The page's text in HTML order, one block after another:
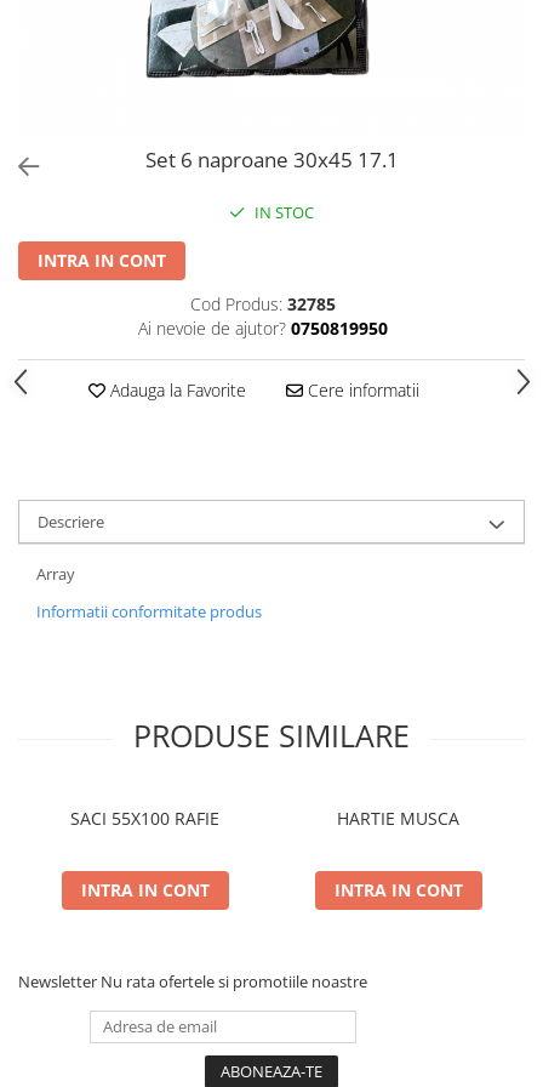
PERII SI RACLETE
MUSAMA, LINOLEUM
ORGANIZARE SI DEPOZITARE
Set 6 naproane 30x45 17.1
IN STOC
INTRA IN CONT
Cod Produs: 32785
Ai nevoie de ajutor? 0750819950
Adauga la Favorite Cere informatii
Descriere
Array
Informatii conformitate produs
PRODUSE SIMILARE
SACI 55X100 RAFIE
INTRA IN CONT
HARTIE MUSCA
INTRA IN CONT
Newsletter Nu rata ofertele si promotiile noastre